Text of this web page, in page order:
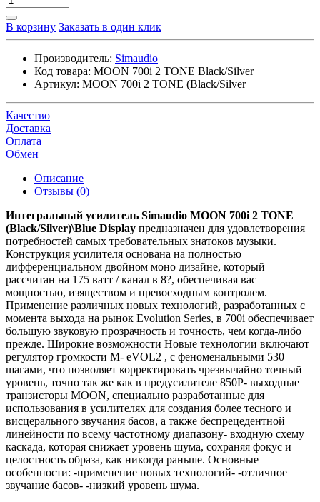
В корзину Заказать в один клик
Производитель: Simaudio
Код товара: MOON 700i 2 TONE Black/Silver
Артикул: MOON 700i 2 TONE (Black/Silver
Качество
Доставка
Оплата
Обмен
Описание
Отзывы (0)
Интегральный усилитель Simaudio MOON 700i 2 TONE
(Black/Silver)\Blue Display предназначен для удовлетворения
потребностей самых требовательных знатоков музыки.
Конструкция усилителя основана на полностью
дифференциальном двойном моно дизайне, который
рассчитан на 175 ватт / канал в 8?, обеспечивая вас
мощностью, изяществом и превосходным контролем.
Применение различных новых технологий, разработанных с
момента выхода на рынок Evolution Series, в 700i обеспечивает
большую звуковую прозрачность и точность, чем когда-либо
прежде. Широкие возможности Новые технологии включают
регулятор громкости M- eVOL2 , с феноменальными 530
шагами, что позволяет корректировать чрезвычайно точный
уровень, точно так же как в предусилителе 850P- выходные
транзисторы MOON, специально разработанные для
использования в усилителях для создания более тесного и
висцерального звучания басов, а также беспрецедентной
линейности по всему частотному диапазону- входную схему
каскада, которая снижает уровень шума, сохраняя фокус и
целостность образа, как никогда раньше. Основные
особенности: -применение новых технологий- -отличное
звучание басов- -низкий уровень шума.